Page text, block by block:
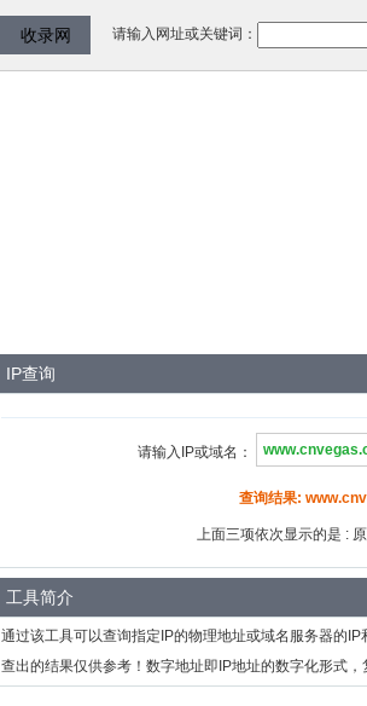
收录网 请输入网址或关键词：
IP查询
请输入IP或域名：
查询结果:
上面三项依次显示的是 :
工具简介
通过该工具可以查询指定IP的物理地址或域名服务器的
查出的结果仅供参考！数字地址即IP地址的数字化形式，